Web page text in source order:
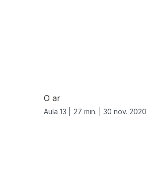
O ar
Aula 13 | 27 min. | 30 nov. 2020